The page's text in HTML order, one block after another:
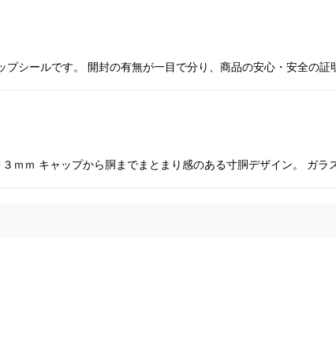
プシールです。 開封の有無が一目で分り、商品の安心・安全の
ｍｍ キャップから胴までまとまり感のある寸胴デザイン。 ガ